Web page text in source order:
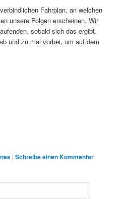
Fahrplan, an welchen
unsere Folgen erscheinen. Wir
sobald sich das ergibt.
und zu mal vorbei, um auf dem
|Schreibe einen Kommentar